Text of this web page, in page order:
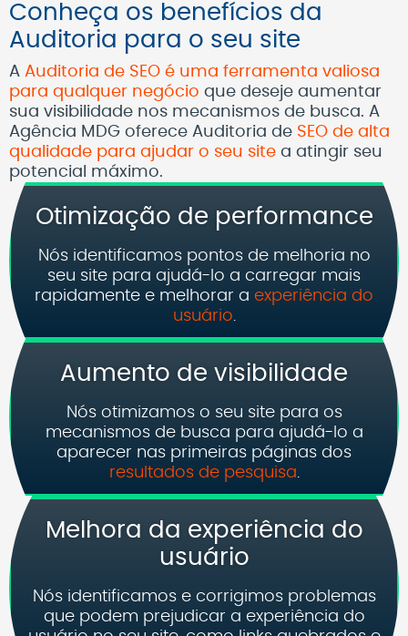
Conheça os benefícios da
Auditoria para o seu site
A Auditoria de SEO é uma ferramenta valiosa
para qualquer negócio que deseje aumentar
sua visibilidade nos mecanismos de busca. A
Agência MDG oferece Auditoria de SEO de alta
qualidade para ajudar o seu site a atingir seu
potencial máximo.
Otimização de performance
Nós identificamos pontos de melhoria no
seu site para ajudá-lo a carregar mais
rapidamente e melhorar a experiência do
usuário
Aumento de visibilidade
Nós otimizamos o seu site para os
mecanismos de busca para ajudá-lo a
aparecer nas primeiras páginas dos
resultados de pesquisa
Melhora da experiência do
usuário
Nós identificamos e corrigimos problemas
que podem prejudicar a experiência do